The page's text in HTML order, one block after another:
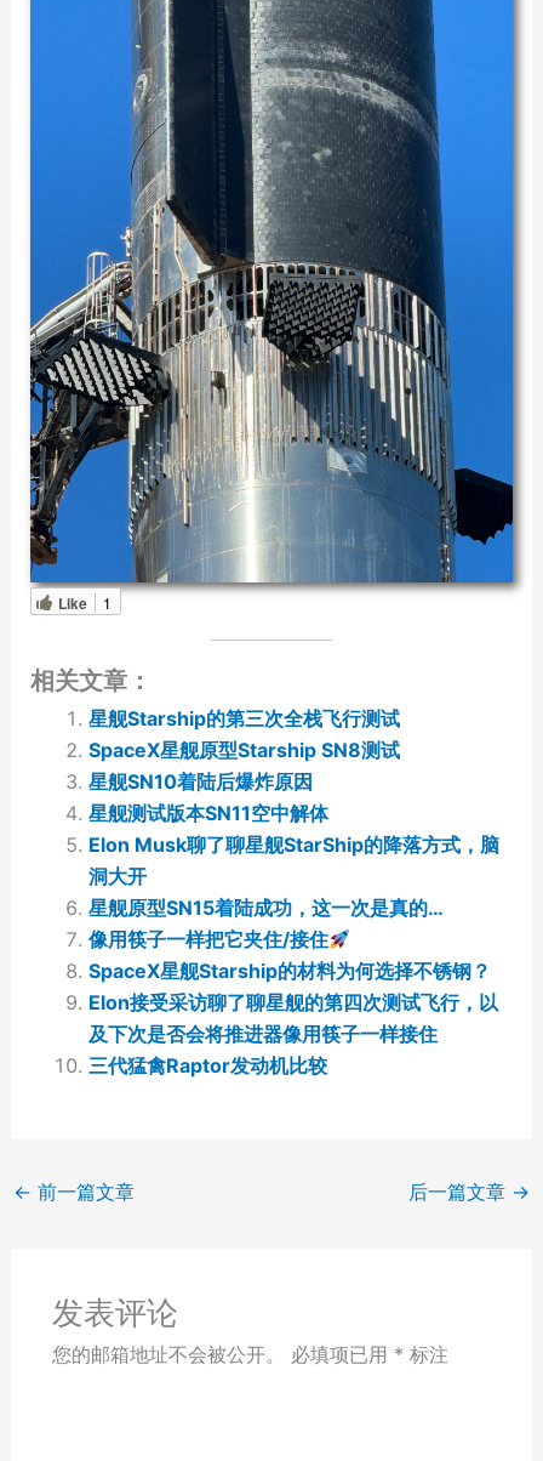
Like 1
相关文章：
星舰Starship的第三次全栈飞行测试
SpaceX星舰原型Starship SN8测试
星舰SN10着陆后爆炸原因
星舰测试版本SN11空中解体
Elon Musk聊了聊星舰StarShip的降落方式，脑
洞大开
星舰原型SN15着陆成功，这一次是真的…
像用筷子一样把它夹住/接住
SpaceX星舰Starship的材料为何选择不锈钢？
Elon接受采访聊了聊星舰的第四次测试飞行，以
及下次是否会将推进器像用筷子一样接住
三代猛禽Raptor发动机比较
← 前一篇文章 后一篇文章 →
发表评论
您的邮箱地址不会被公开。 必填项已用 * 标注